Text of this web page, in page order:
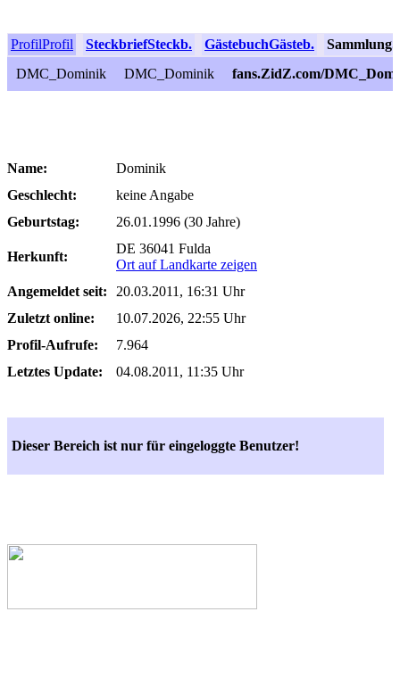
ProfilProfil SteckbriefSteckb. GästebuchGästeb. Sammlung
DMC_Dominik
DMC_Dominik fans.ZidZ.com/
Name:
Dominik
Geschlecht:
keine Angabe
Geburtstag:
26.01.1996 (30 Jahre)
Herkunft:
DE 36041 Fulda
Ort auf Landkarte zeigen
Angemeldet seit:
20.03.2011, 16:31 Uhr
Zuletzt online:
10.07.2026, 22:55 Uhr
Profil-Aufrufe:
7.964
Letztes Update:
04.08.2011, 11:35 Uhr
Dieser Bereich ist nur für eingeloggte Benutzer!